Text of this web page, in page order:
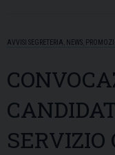
AVVISI SEGRETERIA NEWS
SERVIZIO